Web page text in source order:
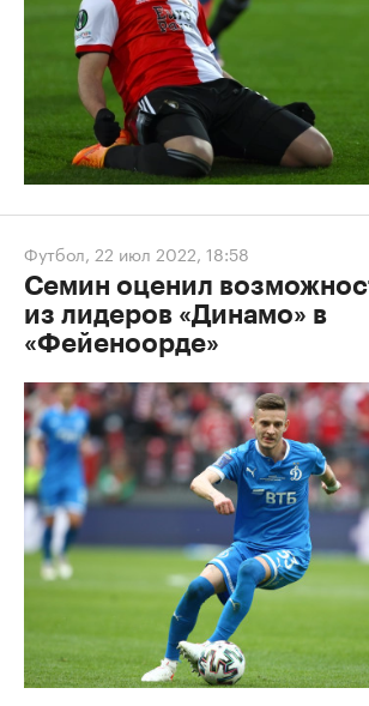
Футбол, 22 июл 2022, 18:58
Семин оценил
из лидеров «Динамо» в
«Фейеноорде»